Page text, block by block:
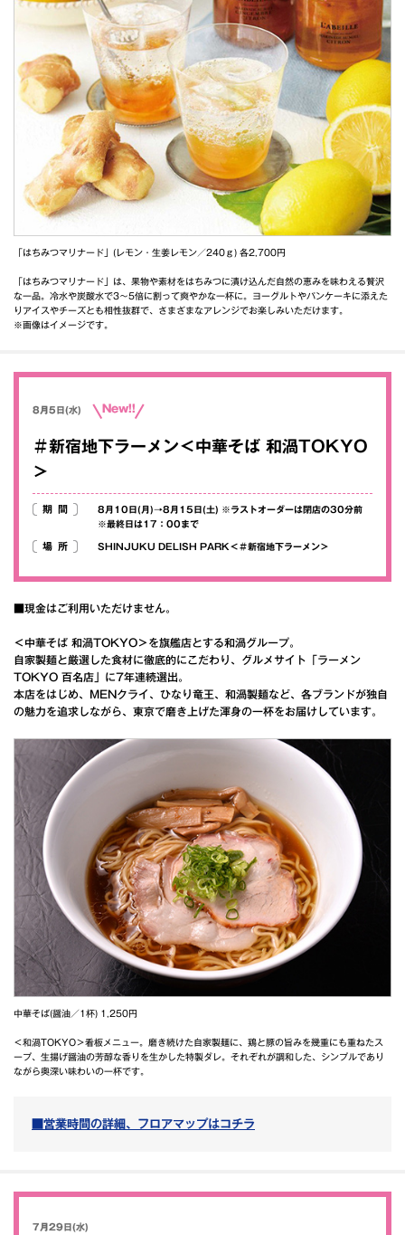
「はちみつマリナード」(レモン・生姜レモン／240ｇ) 各2,700円
「はちみつマリナード」は、果物や素材をはちみつに漬け込んだ自然の恵みを味わえる贅沢
な一品。冷水や炭酸水で3～5倍に割って爽やかな一杯に。ヨーグルトやパンケーキに添えた
りアイスやチーズとも相性抜群で、さまざまなアレンジでお楽しみいただけます。
※画像はイメージです。
8月5日(水) New!!
＃新宿地下ラーメン＜中華そば 和渦TOKYO
＞
期間
8月10日(月)→8月15日(土) ※ラストオーダーは閉店の30分前
※最終日は17：00まで
場所 SHINJUKU DELISH PARK＜＃新宿地下ラーメン＞
■現金はご利用いただけません。
＜中華そば 和渦TOKYO＞を旗艦店とする和渦グループ。
自家製麺と厳選した食材に徹底的にこだわり、グルメサイト「ラーメン
TOKYO 百名店」に7年連続選出。
本店をはじめ、MENクライ、ひなり竜王、和渦製麺など、各ブランドが独自
の魅力を追求しながら、東京で磨き上げた渾身の一杯をお届けしています。
中華そば(醤油／1杯) 1,250円
＜和渦TOKYO＞看板メニュー。磨き続けた自家製麺に、鶏と豚の旨みを幾重にも重ねたス
ープ、生揚げ醤油の芳醇な香りを生かした特製ダレ。それぞれが調和した、シンプルであり
ながら奥深い味わいの一杯です。
■営業時間の詳細、フロアマップはコチラ
7月29日(水)